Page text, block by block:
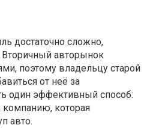
достаточно сложно,
Вторичный авторынок
поэтому владельцу старой
от неё за
один эффективный способ:
которая
авто.